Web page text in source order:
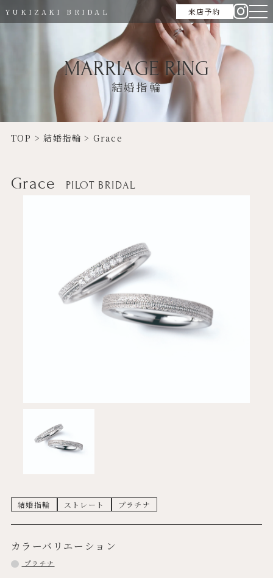
YUKIZAKI BRIDAL 来店予約
MARRIAGE RING
結婚指輪
TOP >結婚指輪 >Grace
Grace PILOT BRIDAL
結婚指輪 ストレート プラチナ
カラーバリエーション
プラチナ